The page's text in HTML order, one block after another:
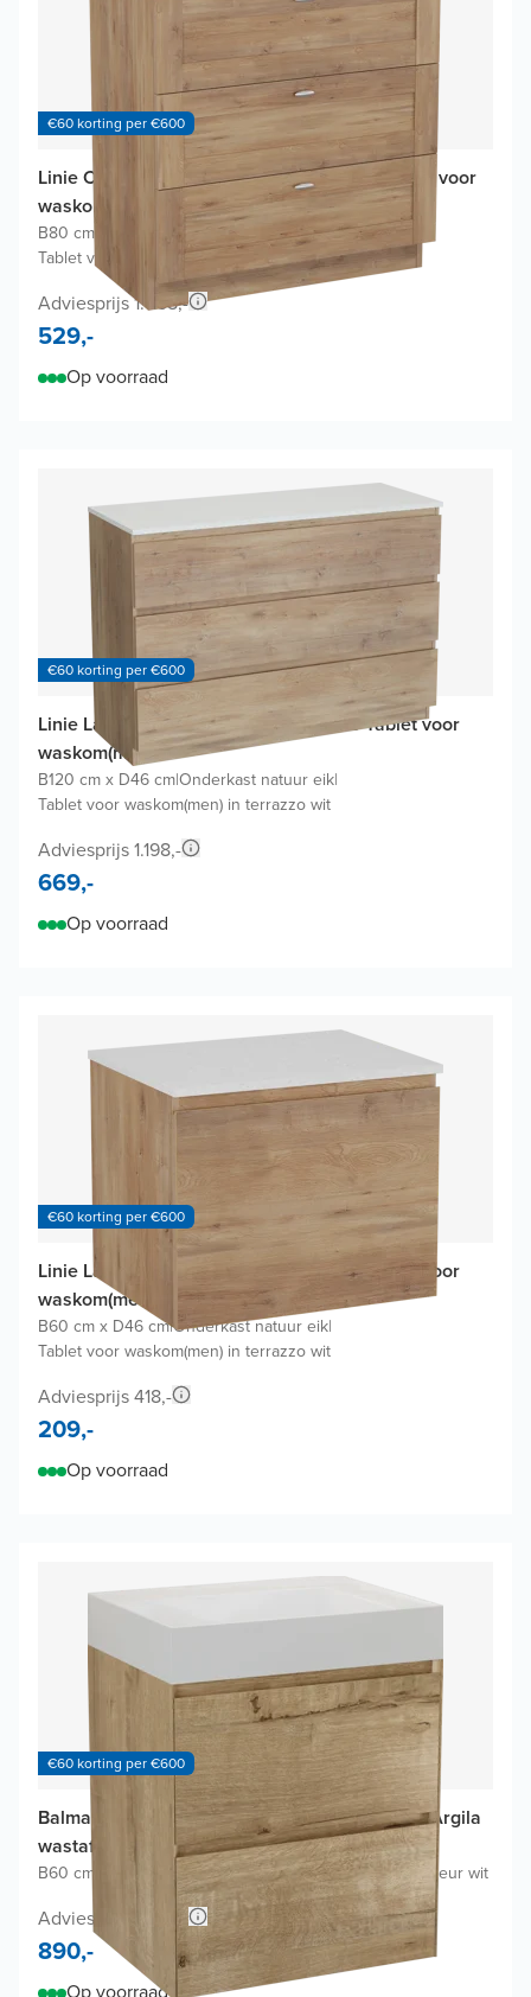
€60 korting per €600
Linie Classo badkamermeubel met Lado Tablet voor
waskom(men)
B80 cm x D46 cm Onderkast natuur eik|
Tablet voor waskom(men) in terrazzo wit
Adviesprijs 1.058,-
529,-
Op voorraad
€60 korting per €600
Linie Lado badkamermeubel met Lado Tablet voor
waskom(men)
B120 cm x D46 cm|Onderkast natuur eik|
Tablet voor waskom(men) in terrazzo wit
Adviesprijs 1.198,-
669,-
Op voorraad
€60 korting per €600
Linie Lado badkamermeubel met Lado Tablet voor
waskom(men)
B60 cm x D46 cm|Onderkast natuur eik|
Tablet voor waskom(men) in terrazzo wit
Adviesprijs 418,-
209,-
Op voorraad
€60 korting per €600
Balmani Mitra Compact badkamermeubel met Argila
wastafel
B60 cm x D46 cm Onderkast in Ruwe eikWastafel in kleur wit
Adviesprijs 1.640,-
890,-
Op voorraad